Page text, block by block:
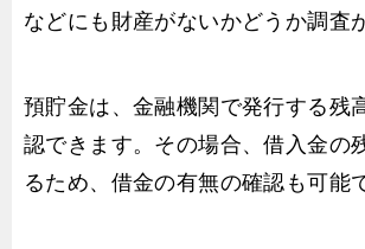
などにも財産がないかどうか調査
預貯金は、金融機関で発行する残
認できます。その場合、借入金の
るため、借金の有無の確認も可能